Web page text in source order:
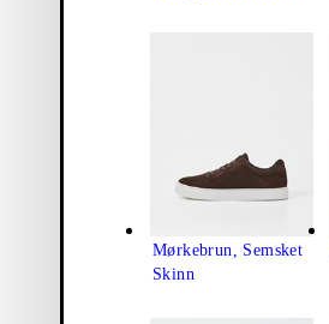
Mørkebrun, Semsket
Skinn